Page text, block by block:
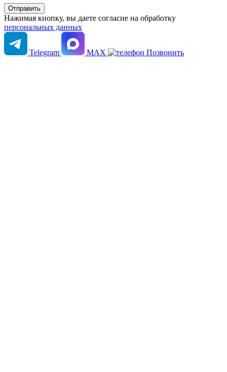
Нажимая кнопку, вы даете согласие на обработку
персональных данных
Telegram MAX Позвонить